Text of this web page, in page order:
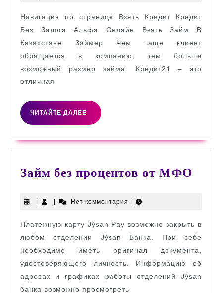
ᐈ
Взять
Онлайн
Кредит
Навигация по странице Взять Кредит Кредит
Без Залога Альфа Онлайн Взять Займ В
Казахстане Займер Чем чаще клиент
обращается в компанию, тем больше
возможный размер займа. Кредит24 – это
отличная
ЧИТАЙТЕ ДАЛЕЕ
ЧИТАЙТЕ
ДАЛЕЕ
Займ без процентов от МФО
Нет комментария
Платежную карту Jýsan Pay возможно закрыть в
любом отделении Jýsan Банка. При себе
необходимо иметь оригинал документа,
удостоверяющего личность. Информацию об
адресах и графиках работы отделений Jýsan
банка возможно просмотреть